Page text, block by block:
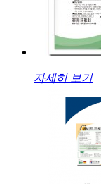
자세히 보기